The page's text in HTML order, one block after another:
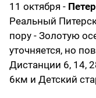
11 октября -
Реальный
пору - Золотую
уточняется, но
Дистанции 6, 14,
6км и Детский